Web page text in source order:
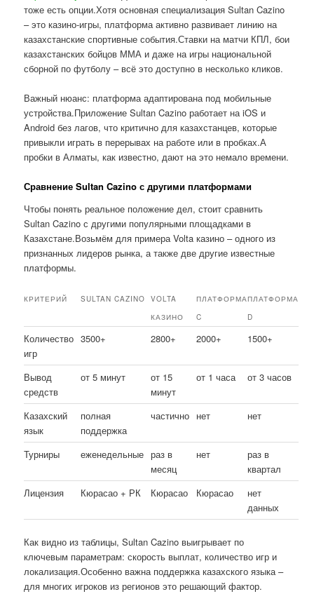
тоже есть опции.Хотя основная специализация Sultan Cazino
– это казино-игры, платформа активно развивает линию на
казахстанские спортивные события.Ставки на матчи КПЛ, бои
казахстанских бойцов ММА и даже на игры национальной
сборной по футболу – всё это доступно в несколько кликов.
Важный нюанс: платформа адаптирована под мобильные
устройства.Приложение Sultan Cazino работает на iOS и
Android без лагов, что критично для казахстанцев, которые
привыкли играть в перерывах на работе или в пробках.А
пробки в Алматы, как известно, дают на это немало времени.
Сравнение Sultan Cazino с другими платформами
Чтобы понять реальное положение дел, стоит сравнить
Sultan Cazino с другими популярными площадками в
Казахстане.Возьмём для примера Volta казино – одного из
признанных лидеров рынка, а также две другие известные
платформы.
КРИТЕРИЙ SULTAN CAZINO
VOLTA
КАЗИНО
ПЛАТФОРМА
C
ПЛАТФОРМА
D
Количество
игр
3500+ 2800+ 2000+ 1500+
Вывод
средств
от 5 минут
от 15
минут
от 1 часа от 3 часов
Казахский
язык
полная
поддержка
частично нет нет
Турниры еженедельные раз в
месяц
нет
раз в
квартал
Лицензия
Кюрасао + РК Кюрасао Кюрасао
нет
данных
Как видно из таблицы, Sultan Cazino выигрывает по
ключевым параметрам: скорость выплат, количество игр и
локализация.Особенно важна поддержка казахского языка –
для многих игроков из регионов это решающий фактор.